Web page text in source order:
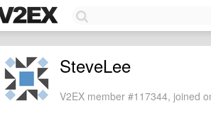
SteveLee
V2EX member #117344, joined